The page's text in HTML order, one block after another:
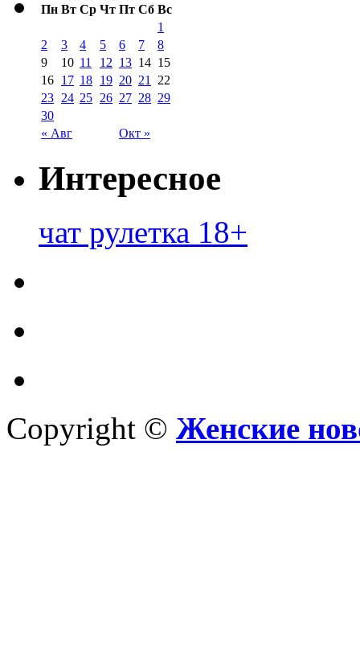
Пн Вт Ср Чт Пт Сб Вс
« Авг Окт »
1
2
3 4 5 6 7
8
9
10 11 12 13 14 15
16 17 18 19 20 21
22
23 24 25 26 27 28 29
30
Интересное
чат рулетка 18+
Copyright © Женские